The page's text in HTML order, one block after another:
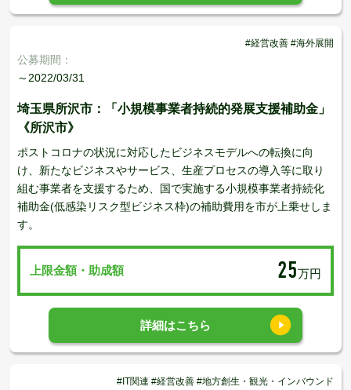
#経営改善 #海外展開
公募期間：
～2022/03/31
埼玉県所沢市：「小規模事業者持続的発展支援補助金」
《所沢市》
ポストコロナの状況に対応したビジネスモデルへの転換に向
け、新たなビジネスやサービス、生産プロセスの導入等に取り
組む事業者を支援するため、国で実施する小規模事業者持続化
補助金(低感染リスク型ビジネス枠)の補助費用を市が上乗せしま
す。
上限金額・助成額 25万円
詳細はこちら
#IT関連 #経営改善 #地方創生・観光・インバウンド